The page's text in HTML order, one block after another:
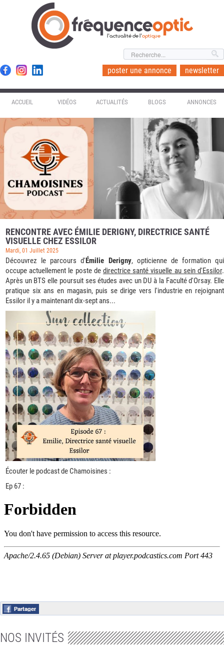
l'actualité de l'optique
poster une annonce newsletter
ACCUEIL VIDÉOS ACTUALITÉS BLOGS ANNONCES
RENCONTRE AVEC ÉMILIE DERIGNY, DIRECTRICE SANTÉ
VISUELLE CHEZ ESSILOR
Mardi, 01 Juillet 2025
Découvrez le parcours d'Émilie Derigny, opticienne de formation qui
occupe actuellement le poste de directrice santé visuelle au sein d'Essilor.
Après un BTS elle poursuit ses études avec un DU à la Faculté d'Orsay. Elle
pratique six ans en magasin, puis se dirige vers l'industrie en rejoignant
Essilor il y a maintenant dix-sept ans...
Écouter le podcast de Chamoisines :
Ep 67 :
NOS INVITÉS